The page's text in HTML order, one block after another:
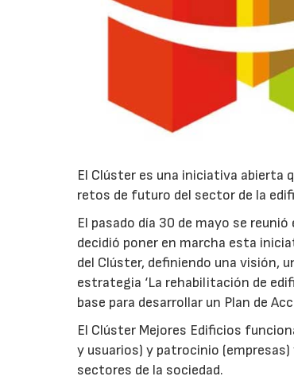
El Clúster es una iniciativa abierta
retos de futuro del sector de la
El pasado día 30 de mayo se
decidió poner en marcha esta
del Clúster, definiendo una visión,
estrategia ‘La rehabilitación de
base para desarrollar un Plan de
El Clúster Mejores Edificios
y usuarios) y patrocinio
sectores de la sociedad.